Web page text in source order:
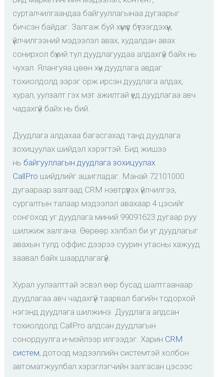
сурталчилгаандаа байгууллагынаа дугаарыг
бичсэн байдаг. Залгаж буй хүмүүс бүтээгдэхүүн,
үйлчилгээний мэдээлэл авах, худалдан авах
сонирхол бүхий тул дуудлагуудаа алдахгүй байх нь
чухал. Ялангуяа цөөн хүн дуудлага авдаг
тохиолдолд зэрэг орж ирсэн дуудлага алдах,
хурал, уулзалт гэх мэт ажилтай үед дуудлагаа авч
чадахгүй байх нь бий.
Дуудлага алдахаа багасгахад танд дуудлага
зохицуулах шийдэл хэрэгтэй. Бид жишээ
нь байгууллагын дуудлага зохицуулах
CallPro шийдлийг ашигладаг. Манай 72101000
дугаараар залгаад CRM нэвтрүүлэх үйлчилгээ,
сургалтын талаар мэдээлэл авахаар 4 цэсийг
сонгоход уг дуудлага миний 99091623 дугаар руу
шилжиж залгана. Өөрөөр хэлбэл би уг дуудлагыг
авахын тулд оффис дээрээ суурин утасны хажууд
заавал байх шаардлагагүй.
Хурал уулзалттай эсвэл өөр бусад шалтгаанаар
дуудлагаа авч чадахгүй таарвал багийн тодорхой
нэгэнд дуудлага шилжинэ. Дуудлага алдсан
тохиолдолд CallPro алдсан дуудлагын
сонордуулга и-мэйлээр илгээдэг. Харин CRM
систем, дотоод мэдээллийн системтэй холбон
автоматжуулбал хэрэглэгчийн залгасан цэсээс